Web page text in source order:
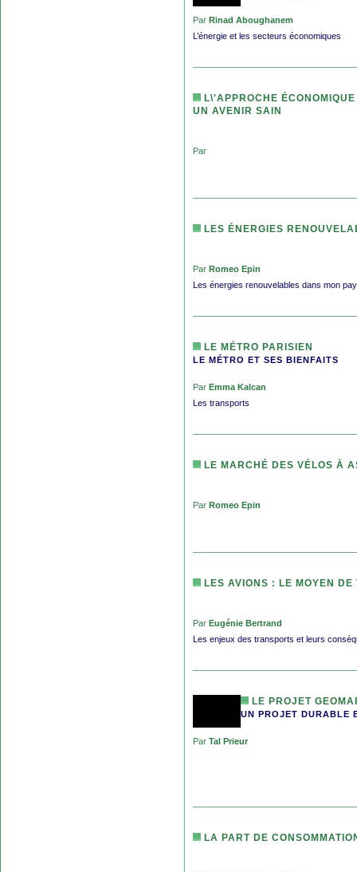
Par Rinad Aboughanem
L’énergie et les secteurs économiques
L\'APPROCHE
UN AVENIR SAIN
Par
LES ÉNERGIES
Par Romeo Epin
Les énergies renouvelables dans mon
LE MÉTRO PARISIEN
LE MÉTRO ET SES BIENFAITS
Par Emma Kalcan
Les transports
LE MARCHÉ DES VÉLOS À
Par Romeo Epin
LES AVIONS : LE MOYEN
Par Eugénie Bertrand
Les enjeux des transports et leurs
LE PROJET
UN PROJET DURABLE
Par Tal Prieur
LA PART DE